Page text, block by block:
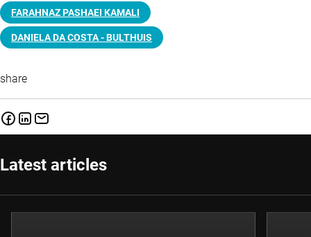
FARAHNAZ PASHAEI KAMALI
DANIELA DA COSTA - BULTHUIS
share
Latest articles